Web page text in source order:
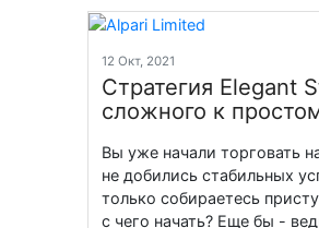
12 Окт, 2021
Стратегия Elegant
сложного к
Вы уже начали торговать
не добились стабильных
только собираетесь
с чего начать? Еще бы -